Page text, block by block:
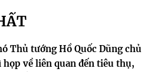
Thủ tướng Hồ Quốc Dũng chủ
về liên quan đến tiêu thụ,